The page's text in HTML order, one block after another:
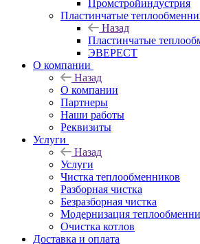
Промстройиндустрия
Пластинчатые
Назад
Пластинчатые
ЭВЕРЕСТ
О компании
Назад
О компании
Партнеры
Наши работы
Реквизиты
Услуги
Назад
Услуги
Чистка теплообменников
Разборная чистка
Безразборная чистка
Модернизация
Очистка котлов
Доставка и оплата